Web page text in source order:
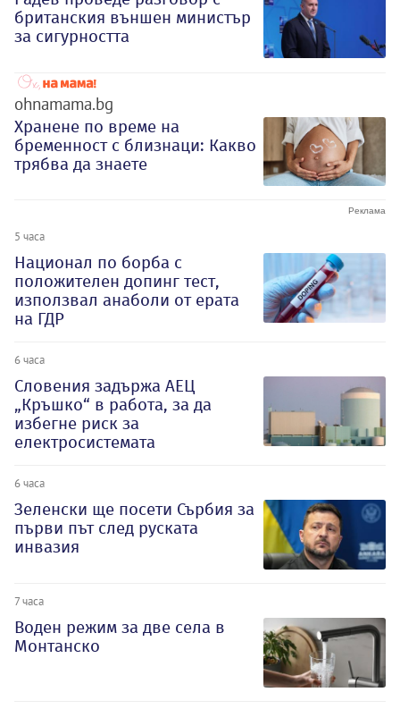
британския външен министър
за сигурността
ohnamama.bg
Хранене по време на
бременност с близнаци: Какво
трябва да знаете
5 часа
Национал по борба с
положителен допинг тест,
използвал анаболи от ерата
на ГДР
6 часа
Словения задържа АЕЦ
„Кръшко“ в работа, за да
избегне риск за
електросистемата
6 часа
Зеленски ще посети Сърбия за
първи път след руската
инвазия
7 часа
Воден режим за две села в
Монтанско